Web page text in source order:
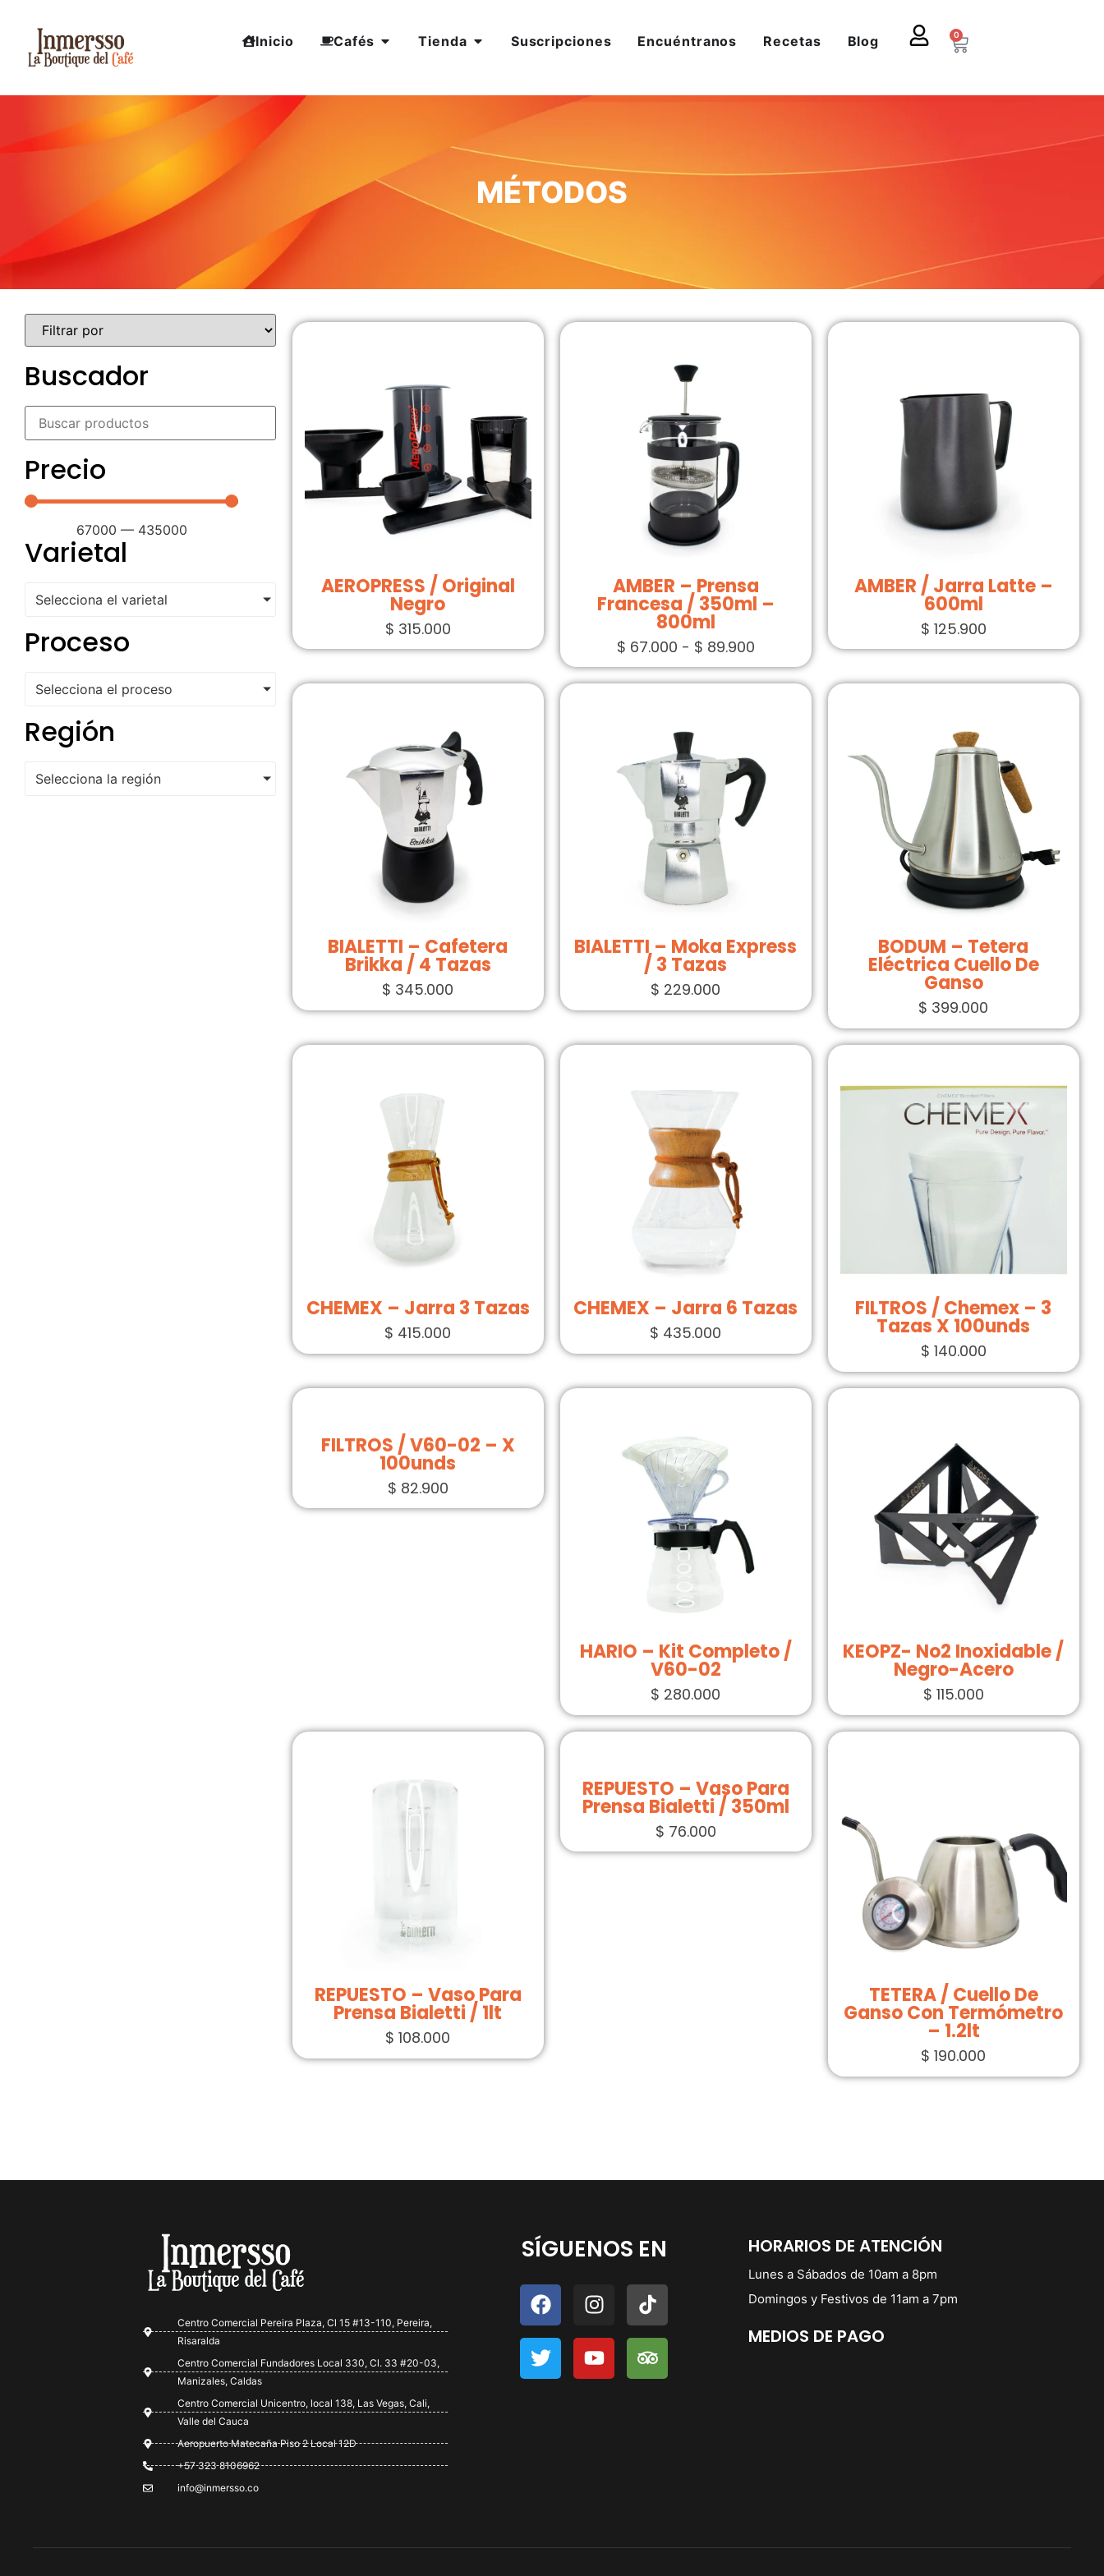
Inicio Cafés Tienda Suscripciones Encuéntranos Recetas Blog 0
MÉTODOS
Buscador
Precio
67000 — 435000
Varietal
Selecciona el varietal
Proceso
Selecciona el proceso
Región
Selecciona la región
AEROPRESS / Original
Negro
$ 315.000
AMBER – Prensa
Francesa / 350ml –
800ml
$ 67.000 - $ 89.900
AMBER / Jarra Latte –
600ml
$ 125.900
BIALETTI – Cafetera
Brikka / 4 Tazas
$ 345.000
BIALETTI – Moka Express
/ 3 Tazas
$ 229.000
BODUM – Tetera
Eléctrica Cuello De
Ganso
$ 399.000
CHEMEX – Jarra 3 Tazas
$ 415.000
CHEMEX – Jarra 6 Tazas
$ 435.000
FILTROS / Chemex – 3
Tazas X 100unds
$ 140.000
FILTROS / V60-02 – X
100unds
$ 82.900
HARIO – Kit Completo /
V60-02
$ 280.000
KEOPZ- No2 Inoxidable /
Negro-Acero
$ 115.000
REPUESTO – Vaso Para
Prensa Bialetti / 1lt
$ 108.000
REPUESTO – Vaso Para
Prensa Bialetti / 350ml
$ 76.000
TETERA / Cuello De
Ganso Con Termómetro
– 1.2lt
$ 190.000
Centro Comercial Pereira Plaza, Cl 15 #13-110, Pereira,
Risaralda
Centro Comercial Fundadores Local 330, Cl. 33 #20-03,
Manizales, Caldas
Centro Comercial Unicentro, local 138, Las Vegas, Cali,
Valle del Cauca
Aeropuerto Matecaña Piso 2 Local 12D
+57 323 8106962
info@inmersso.co
SÍGUENOS EN HORARIOS DE ATENCIÓN
Lunes a Sábados de 10am a 8pm
Domingos y Festivos de 11am a 7pm
MEDIOS DE PAGO